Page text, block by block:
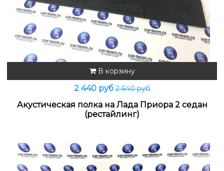
В корзину
2 440 руб2 640 руб
Акустическая полка на Лада Приора 2 седан
(рестайлинг)